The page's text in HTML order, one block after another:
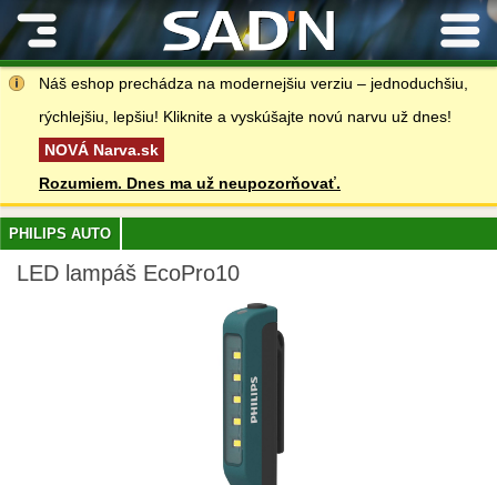
Náš eshop prechádza na modernejšiu verziu – jednoduchšiu,
rýchlejšiu, lepšiu! Kliknite a vyskúšajte novú narvu už dnes!
NOVÁ Narva.sk
Rozumiem. Dnes ma už neupozorňovať.
Kontakty
PHILIPS AUTO
LED lampáš EcoPro10